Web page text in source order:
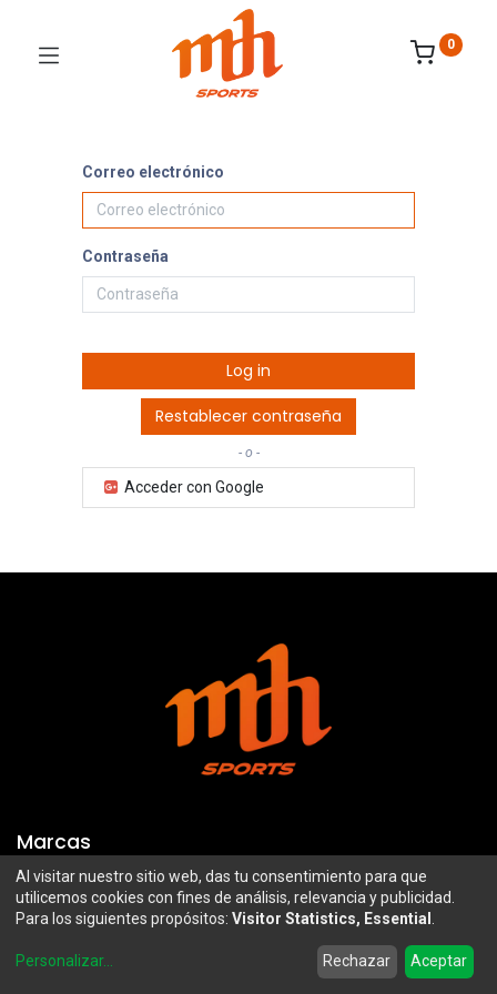
Wishlist Account
0
Correo electrónico
Contraseña
Log in
Restablecer contraseña
- o -
Acceder con Google
Marcas
Troy Lee Designs
100%
Airoh
Mazawi
SIDI
Al visitar nuestro sitio web, das tu consentimiento para que
utilicemos cookies con fines de análisis, relevancia y publicidad.
Para los siguientes propósitos: Visitor Statistics, Essential
Personalizar... Rechazar Aceptar